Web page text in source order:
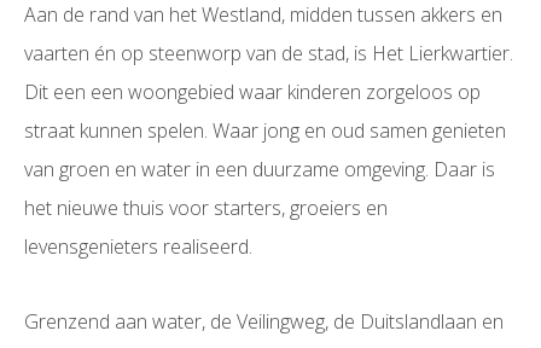
Aan de rand van het Westland, midden tussen akkers en
vaarten én op steenworp van de stad, is Het Lierkwartier.
Dit een een woongebied waar kinderen zorgeloos op
straat kunnen spelen. Waar jong en oud samen genieten
van groen en water in een duurzame omgeving. Daar is
het nieuwe thuis voor starters, groeiers en
levensgenieters realiseerd.
Grenzend aan water, de Veilingweg, de Duitslandlaan en